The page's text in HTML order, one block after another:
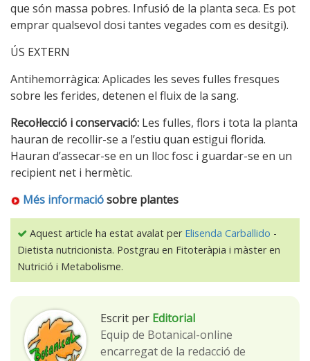
que són massa pobres. Infusió de la planta seca. Es pot
emprar qualsevol dosi tantes vegades com es desitgi).
ÚS EXTERN
Antihemorràgica: Aplicades les seves fulles fresques
sobre les ferides, detenen el fluix de la sang.
Recol·lecció i conservació: Les fulles, flors i tota la planta
hauran de recollir-se a l’estiu quan estigui florida.
Hauran d’assecar-se en un lloc fosc i guardar-se en un
recipient net i hermètic.
Més informaciósobre plantes
Aquest article ha estat avalat per Elisenda Carballido -
Dietista nutricionista. Postgrau en Fitoteràpia i màster en
Nutrició i Metabolisme.
Escrit per Editorial
Equip de Botanical-online
encarregat de la redacció de